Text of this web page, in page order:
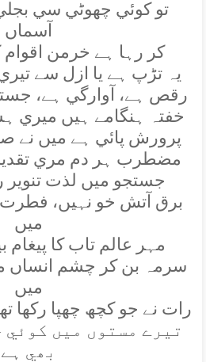
تو کوئي چھوٹي سي
آسماں
کر رہا ہے خرمن
يہ تڑپ ہے يا ازل سے
رقص ہے، آوارگي ہے،
''خفتہ ہنگامے ہيں
پرورش پائي ہے ميں نے
مضطرب ہر دم مري
جستجو ميں لذت
برق آتش خو نہيں،
ميں
مہر عالم تاب کا
سرمہ بن کر چشم انساں
ميں
رات نے جو کچھ چھپا رکھا
تيرے مستوں ميں
بھي ہے